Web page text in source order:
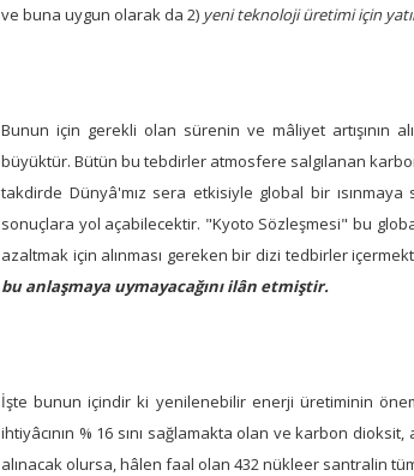
ve buna uygun olarak da 2) yeni teknoloji üretimi için
Bunun için gerekli olan sürenin ve mâliyet artışının
büyüktür. Bütün bu tebdirler atmosfere salgılanan
takdirde Dünyâ'mız sera etkisiyle global bir
sonuçlara yol açabilecektir. "Kyoto Sözleşmesi" bu
azaltmak için alınması gereken bir dizi tedbirler
bu anlaşmaya uymayacağını ilân etmiştir.
İşte bunun içindir ki yenilenebilir enerji üretiminin
ihtiyâcının % 16 sını sağlamakta olan ve karbon
alınacak olursa, hâlen faal olan 432 nükleer santralin